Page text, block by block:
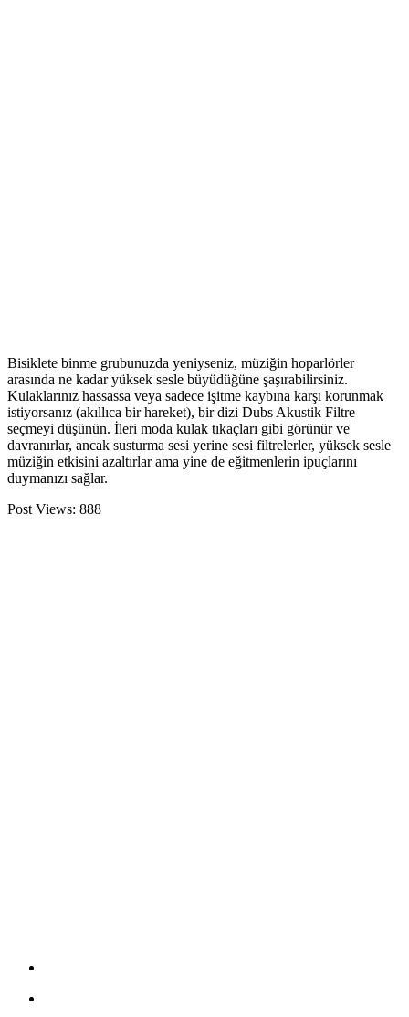
Bisiklete binme grubunuzda yeniyseniz, müziğin hoparlörler
arasında ne kadar yüksek sesle büyüdüğüne şaşırabilirsiniz.
Kulaklarınız hassassa veya sadece işitme kaybına karşı korunmak
istiyorsanız (akıllıca bir hareket), bir dizi Dubs Akustik Filtre
seçmeyi düşünün. İleri moda kulak tıkaçları gibi görünür ve
davranırlar, ancak susturma sesi yerine sesi filtrelerler, yüksek sesle
müziğin etkisini azaltırlar ama yine de eğitmenlerin ipuçlarını
duymanızı sağlar.
Post Views: 888